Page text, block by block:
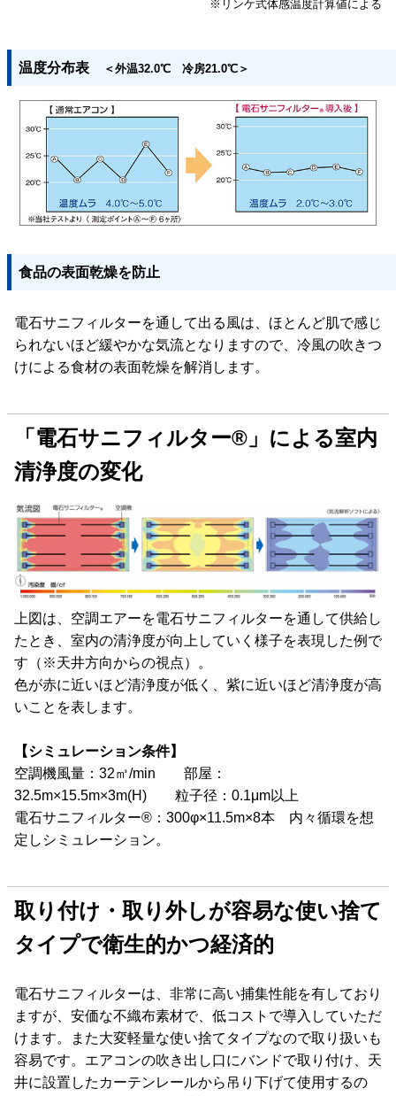
※リンケ式体感温度計算値による
温度分布表 ＜外温32.0℃ 冷房21.0℃＞
食品の表面乾燥を防止
電石サニフィルターを通して出る風は、ほとんど肌で感じ
られないほど緩やかな気流となりますので、冷風の吹きつ
けによる食材の表面乾燥を解消します。
「電石サニフィルター®」による室内
清浄度の変化
上図は、空調エアーを電石サニフィルターを通して供給し
たとき、室内の清浄度が向上していく様子を表現した例で
す（※天井方向からの視点）。
色が赤に近いほど清浄度が低く、紫に近いほど清浄度が高
いことを表します。
【シミュレーション条件】
空調機風量：32㎥/min 部屋：
32.5m×15.5m×3m(H) 粒子径：0.1μm以上
電石サニフィルター®：300φ×11.5m×8本 内々循環を想
定しシミュレーション。
取り付け・取り外しが容易な使い捨て
タイプで衛生的かつ経済的
電石サニフィルターは、非常に高い捕集性能を有しており
ますが、安価な不織布素材で、低コストで導入していただ
けます。また大変軽量な使い捨てタイプなので取り扱いも
容易です。エアコンの吹き出し口にバンドで取り付け、天
井に設置したカーテンレールから吊り下げて使用するの